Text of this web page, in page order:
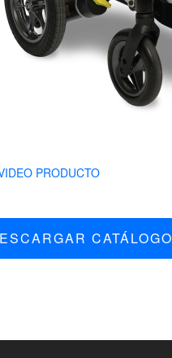
PRODUCTO
CATÁLOGO